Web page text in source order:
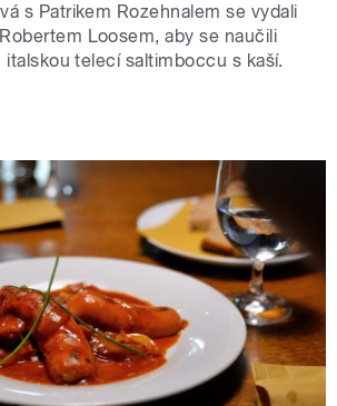
s Patrikem Rozehnalem se vydali
Loosem, aby se naučili
italskou telecí saltimboccu s kaší.